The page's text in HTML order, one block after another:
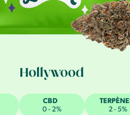
Hollywood
CBD
0 - 2% 2 - 5%